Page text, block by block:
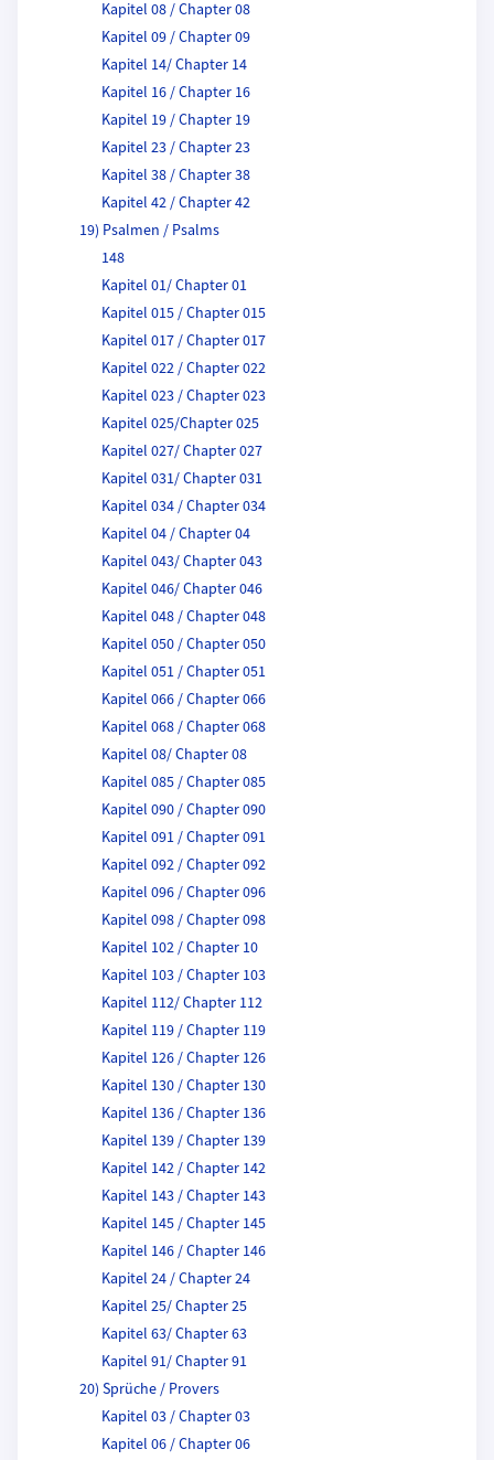
Kapitel 08 / Chapter 08
Kapitel 09 / Chapter 09
Kapitel 14/ Chapter 14
Kapitel 16 / Chapter 16
Kapitel 19 / Chapter 19
Kapitel 23 / Chapter 23
Kapitel 38 / Chapter 38
Kapitel 42 / Chapter 42
19) Psalmen / Psalms
148
Kapitel 01/ Chapter 01
Kapitel 015 / Chapter 015
Kapitel 017 / Chapter 017
Kapitel 022 / Chapter 022
Kapitel 023 / Chapter 023
Kapitel 025/Chapter 025
Kapitel 027/ Chapter 027
Kapitel 031/ Chapter 031
Kapitel 034 / Chapter 034
Kapitel 04 / Chapter 04
Kapitel 043/ Chapter 043
Kapitel 046/ Chapter 046
Kapitel 048 / Chapter 048
Kapitel 050 / Chapter 050
Kapitel 051 / Chapter 051
Kapitel 066 / Chapter 066
Kapitel 068 / Chapter 068
Kapitel 08/ Chapter 08
Kapitel 085 / Chapter 085
Kapitel 090 / Chapter 090
Kapitel 091 / Chapter 091
Kapitel 092 / Chapter 092
Kapitel 096 / Chapter 096
Kapitel 098 / Chapter 098
Kapitel 102 / Chapter 10
Kapitel 103 / Chapter 103
Kapitel 112/ Chapter 112
Kapitel 119 / Chapter 119
Kapitel 126 / Chapter 126
Kapitel 130 / Chapter 130
Kapitel 136 / Chapter 136
Kapitel 139 / Chapter 139
Kapitel 142 / Chapter 142
Kapitel 143 / Chapter 143
Kapitel 145 / Chapter 145
Kapitel 146 / Chapter 146
Kapitel 24 / Chapter 24
Kapitel 25/ Chapter 25
Kapitel 63/ Chapter 63
Kapitel 91/ Chapter 91
20) Sprüche / Provers
Kapitel 03 / Chapter 03
Kapitel 06 / Chapter 06